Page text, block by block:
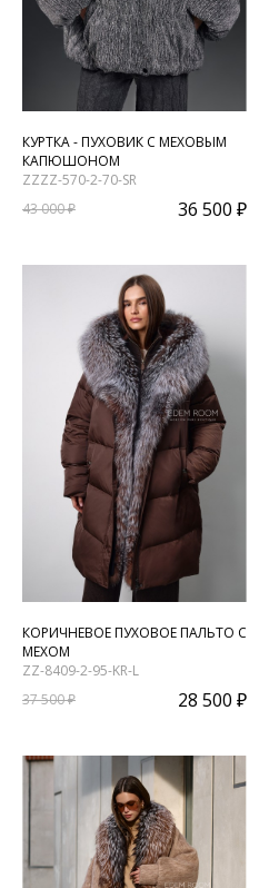
КУРТКА - ПУХОВИК С МЕХОВЫМ
КАПЮШОНОМ
ZZZZ-570-2-70-SR
43 000 ₽
36 500 ₽
КОРИЧНЕВОЕ ПУХОВОЕ ПАЛЬТО С
МЕХОМ
ZZ-8409-2-95-KR-L
37 500 ₽
28 500 ₽